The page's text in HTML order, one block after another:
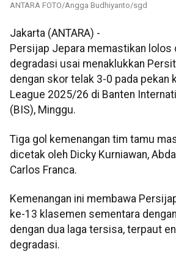
ANTARA FOTO/Angga Budhiyanto/sgd
Jakarta (ANTARA) -
Persijap Jepara memastikan lolos
degradasi usai menaklukkan
dengan skor telak 3-0 pada pekan
League 2025/26 di Banten
(BIS), Minggu.
Tiga gol kemenangan tim tamu
dicetak oleh Dicky Kurniawan,
Carlos Franca.
Kemenangan ini membawa
ke-13 klasemen sementara
dengan dua laga tersisa, terpaut
degradasi.